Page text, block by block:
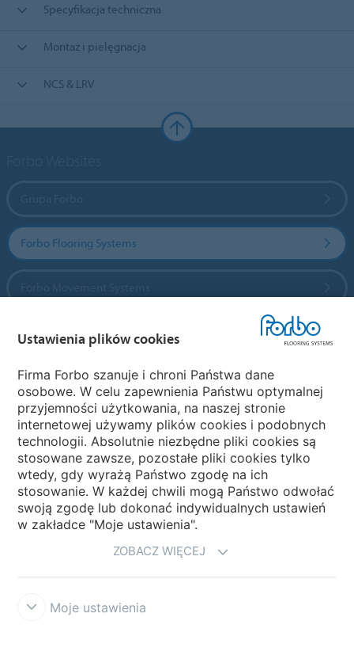
Specyfikacja techniczna
Montaż i pielęgnacja
NCS & LRV
Forbo Flooring Systems
Wybierz kraj
My Forbo
NEWSLETTER
Ustawienia plików cookies
Firma Forbo szanuje i chroni Państwa dane
osobowe. W celu zapewnienia Państwu optymalnej
przyjemności użytkowania, na naszej stronie
internetowej używamy plików cookies i podobnych
technologii. Absolutnie niezbędne pliki cookies są
stosowane zawsze, pozostałe pliki cookies tylko
wtedy, gdy wyrażą Państwo zgodę na ich
stosowanie. W każdej chwili mogą Państwo odwołać
swoją zgodę lub dokonać indywidualnych ustawień
w zakładce "Moje ustawienia".
ZOBACZ WIĘCEJ
Moje ustawienia